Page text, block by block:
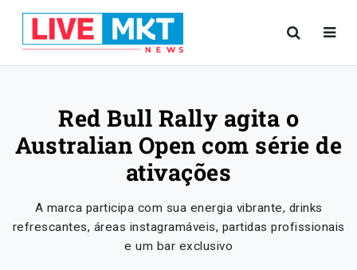
Red Bull Rally agita o
Australian Open com série de
ativações
A marca participa com sua energia vibrante, drinks
refrescantes, áreas instagramáveis, partidas profissionais
e um bar exclusivo